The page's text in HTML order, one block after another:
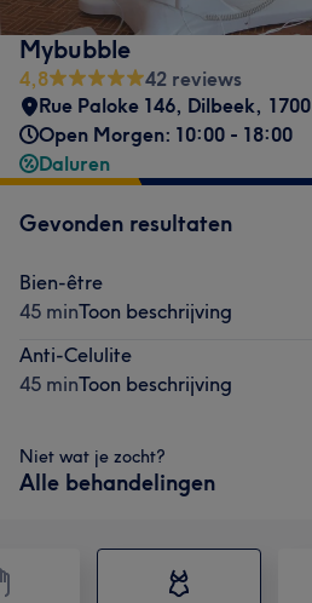
Mybubble
4,8
42 reviews
Rue Paloke 146, Dilbeek, 1700
Open Morgen: 10:00 - 18:00
Daluren
Gevonden resultaten
Bien-être
45 minToon beschrijving
Anti-Celulite
45 minToon beschrijving
Niet wat je zocht?
Alle behandelingen